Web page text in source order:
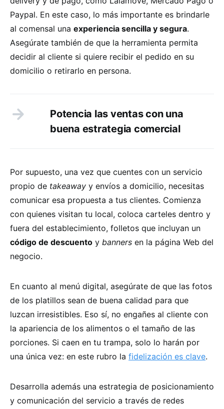
Paypal. En este caso, lo más importante es brindarle
al comensal una experiencia sencilla y segura.
Asegúrate también de que la herramienta permita
decidir al cliente si quiere recibir el pedido en su
domicilio o retirarlo en persona.
Potencia las ventas con una
buena estrategia comercial
Por supuesto, una vez que cuentes con un servicio
propio de takeaway y envíos a domicilio, necesitas
comunicar esa propuesta a tus clientes. Comienza
con quienes visitan tu local, coloca carteles dentro y
fuera del establecimiento, folletos que incluyan un
código de descuento y banners en la página Web del
negocio.
En cuanto al menú digital, asegúrate de que las fotos
de los platillos sean de buena calidad para que
luzcan irresistibles. Eso sí, no engañes al cliente con
la apariencia de los alimentos o el tamaño de las
porciones. Si caen en tu trampa, solo lo harán por
una única vez: en este rubro la fidelización es clave.
Desarrolla además una estrategia de posicionamiento
y comunicación del servicio a través de redes